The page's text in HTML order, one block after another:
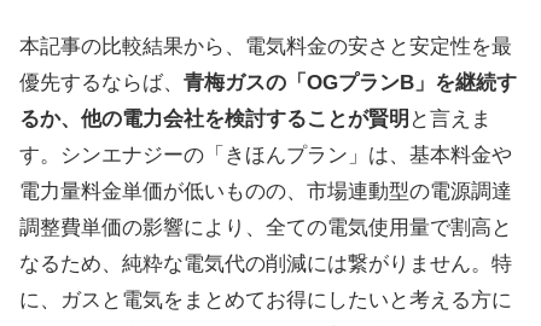
本記事の比較結果から、電気料金の安さと安定性を最
優先するならば、 青梅ガスの「OGプランB」を継続す
るか、他の電力会社を検討することが賢明 と言えま
す。シンエナジーの「きほんプラン」は、基本料金や
電力量料金単価が低いものの、市場連動型の電源調達
調整費単価の影響により、全ての電気使用量で割高と
なるため、純粋な電気代の削減には繋がりません。特
に、ガスと電気をまとめてお得にしたいと考える方に